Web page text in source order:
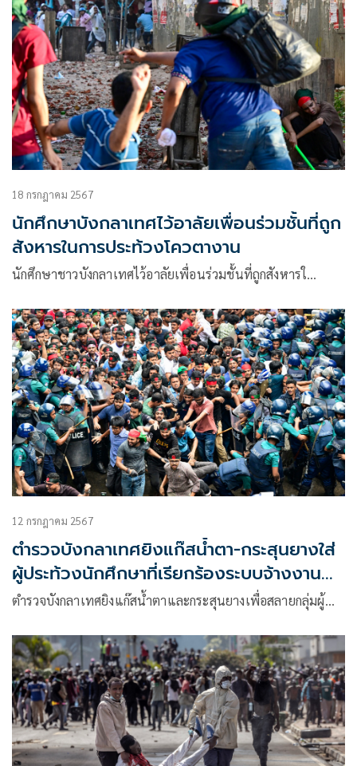
18 กรกฎาคม 2567
นักศึกษาบังกลาเทศไว้อาลัยเพื่อนร่วมชั้นที่ถูก
สังหารในการประท้วงโควตางาน
นักศึกษาชาวบังกลาเทศไว้อาลัยเพื่อนร่วมชั้นที่ถูกสังหารใ…
12 กรกฎาคม 2567
ตำรวจบังกลาเทศยิงแก๊สน้ำตา-กระสุนยางใส่
ผู้ประท้วงนักศึกษาที่เรียกร้องระบบจ้างงาน
อย่างเป็นธรรม
ตำรวจบังกลาเทศยิงแก๊สน้ำตาและกระสุนยางเพื่อสลายกลุ่มผู้…